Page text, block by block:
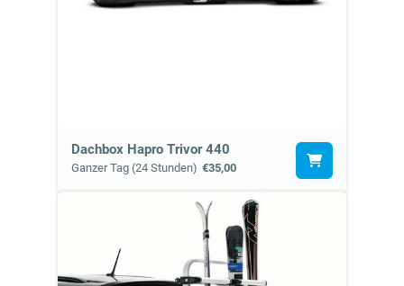
Dachbox Hapro Trivor 440
Ganzer Tag (24 Stunden) €35,00